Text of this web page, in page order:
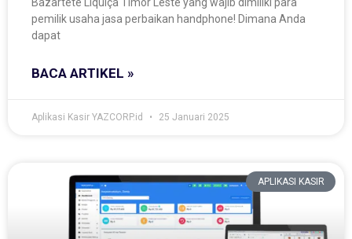
pemilik usaha jasa perbaikan handphone! Dimana Anda
dapat
BACA ARTIKEL »
Aplikasi Kasir YAZCORP.id 25 Januari 2025
APLIKASI KASIR